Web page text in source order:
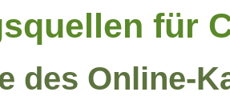
für
des Online-